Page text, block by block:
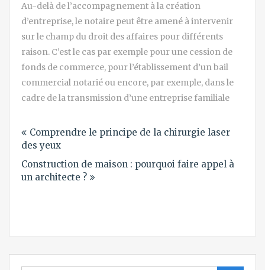
Au-delà de l’accompagnement à la création
d’entreprise, le notaire peut être amené à intervenir
sur le champ du droit des affaires pour différents
raison. C’est le cas par exemple pour une cession de
fonds de commerce, pour l’établissement d’un bail
commercial notarié ou encore, par exemple, dans le
cadre de la transmission d’une entreprise familiale
de
l’article
Comprendre le principe de la chirurgie laser
des yeux
Construction de maison : pourquoi faire appel à
un architecte ?